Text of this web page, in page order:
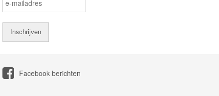
Facebook berichten